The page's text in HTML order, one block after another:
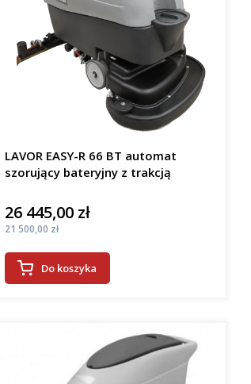
LAVOR EASY-R 66 BT automat
szorujący bateryjny z trakcją
Cena
26 445,00 zł
Cena
21 500,00 zł
Do koszyka